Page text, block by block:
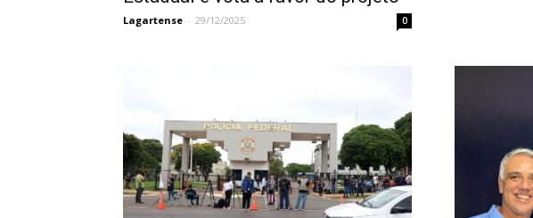
Lagartense - 29/12/2025 0